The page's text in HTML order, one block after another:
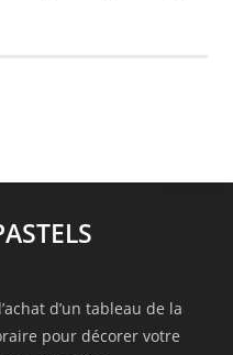
d’un tableau de la
pour décorer votre